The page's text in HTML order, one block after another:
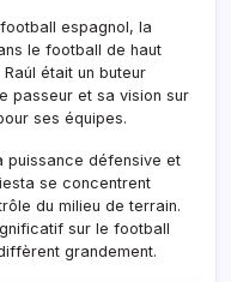
espagnol, la
le football de haut
était un buteur
passeur et sa vision sur
ses équipes.
puissance défensive et
se concentrent
du milieu de terrain.
sur le football
grandement.